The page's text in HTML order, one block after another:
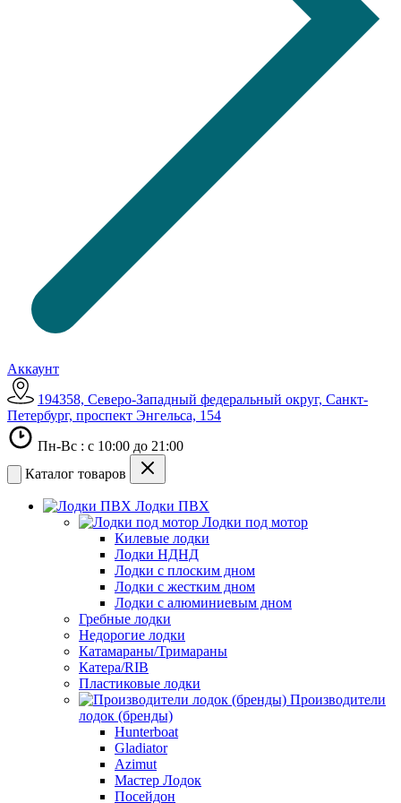
Аккаунт
194358, Северо-Западный федеральный округ, Санкт-
Петербург, проспект Энгельса, 154
Пн-Вс : с 10:00 до 21:00
Каталог товаров
Лодки ПВХ
Лодки под мотор
Килевые лодки
Лодки НДНД
Лодки с плоским дном
Лодки с жестким дном
Лодки с алюминиевым дном
Гребные лодки
Недорогие лодки
Катамараны/Тримараны
Катера/RIB
Пластиковые лодки
Производители
лодок (бренды)
Hunterboat
Gladiator
Azimut
Мастер Лодок
Посейдон